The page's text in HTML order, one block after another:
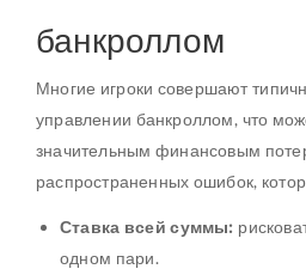
банкроллом
Многие игроки совершают
управлении банкроллом, что
значительным финансовым
распространенных ошибок,
Ставка всей суммы:
одном пари.